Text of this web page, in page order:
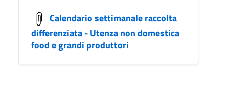
Calendario settimanale raccolta
differenziata - Utenza non domestica
food e grandi produttori